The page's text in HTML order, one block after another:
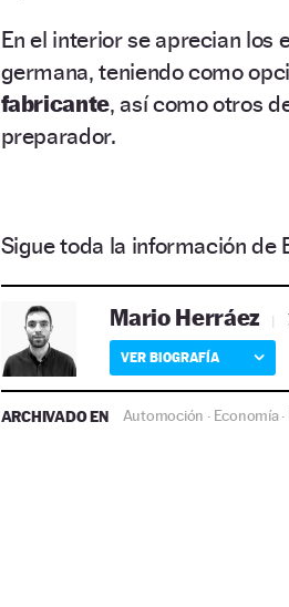
En el interior se aprecian los
germana, teniendo como
fabricante, así como otros
preparador.
Sigue toda la información de
Mario Herráez
VER BIOGRAFÍA
ARCHIVADO EN Automoción · Economía·